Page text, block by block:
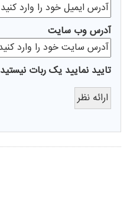
آدرس وب سایت
تایید نمایید یک ربات نیستید